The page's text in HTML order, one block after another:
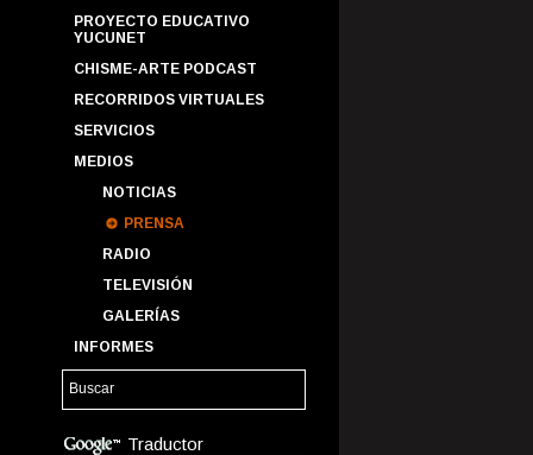
PROYECTO EDUCATIVO
YUCUNET
CHISME-ARTE PODCAST
RECORRIDOS VIRTUALES
SERVICIOS
MEDIOS
NOTICIAS
PRENSA
RADIO
TELEVISIÓN
GALERÍAS
INFORMES
Traductor